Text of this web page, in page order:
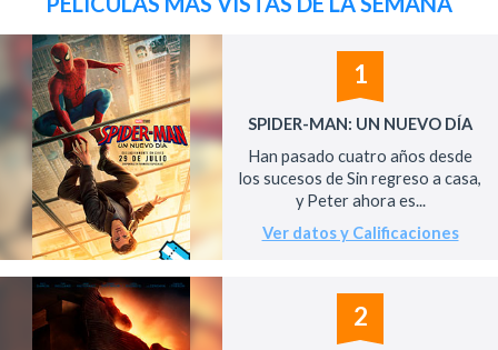
1
SPIDER-MAN: UN NUEVO DÍA
Han pasado cuatro años desde
los sucesos de Sin regreso a casa,
y Peter ahora es...
Ver datos y Calificaciones
2